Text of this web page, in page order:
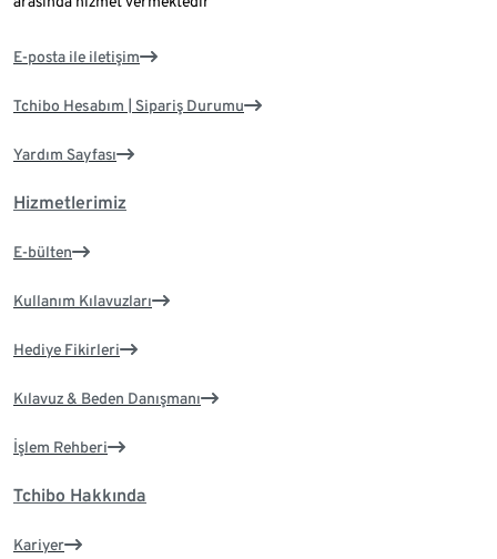
E-posta ile iletişim
Tchibo Hesabım | Sipariş Durumu
Yardım Sayfası
Hizmetlerimiz
E-bülten
Kullanım Kılavuzları
Hediye Fikirleri
Kılavuz & Beden Danışmanı
İşlem Rehberi
Tchibo Hakkında
Kariyer